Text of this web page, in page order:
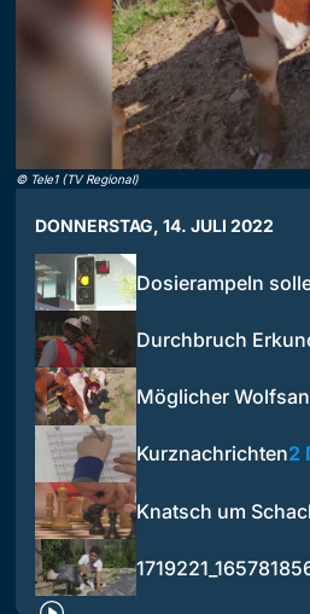
© Tele1 (TV Regional)
DONNERSTAG, 14. JULI 2022
Dosierampeln
Durchbruch
Möglicher
Kurznachrichten2
Knatsch um